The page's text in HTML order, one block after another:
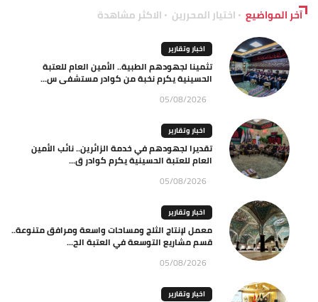
آخر المواضيع اختيار المحررين الاكثر مشاهدة
اخبار وتقارير
تثمينا لجهودهم الطبية.. الأمين العام للعتبة
الحسينية يكرم نخبة من كوادر مستشفى س...
05/08/2026
اخبار وتقارير
تقديرا لجهودهم في خدمة الزائرين.. نائب الأمين
العام للعتبة الحسينية يكرم كوادر ق...
05/08/2026
اخبار وتقارير
معمل لإنتاج الثلج ومساحات واسعة ومرافق متنوعة..
قسم مشاريع التوسعة في العتبة الح...
05/08/2026
اخبار وتقارير